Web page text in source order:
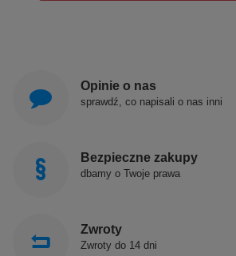
Opinie o nas
sprawdź, co napisali o nas inni
Bezpieczne zakupy
dbamy o Twoje prawa
Zwroty
Zwroty do 14 dni